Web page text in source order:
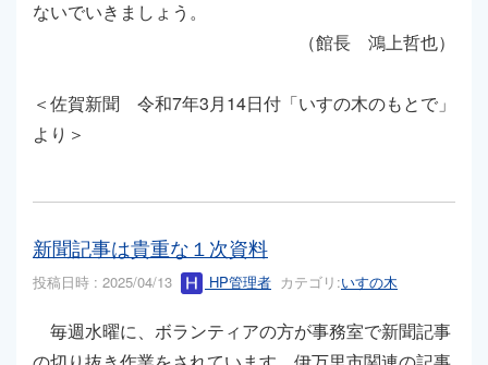
ないでいきましょう。
（館長 鴻上哲也）
＜佐賀新聞 令和7年3月14日付「いすの木のもとで」
より＞
新聞記事は貴重な１次資料
投稿日時 : 2025/04/13 HP管理者 カテゴリ:いすの木
毎週水曜に、ボランティアの方が事務室で新聞記事